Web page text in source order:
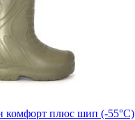
комфорт плюс шип (-55°С)